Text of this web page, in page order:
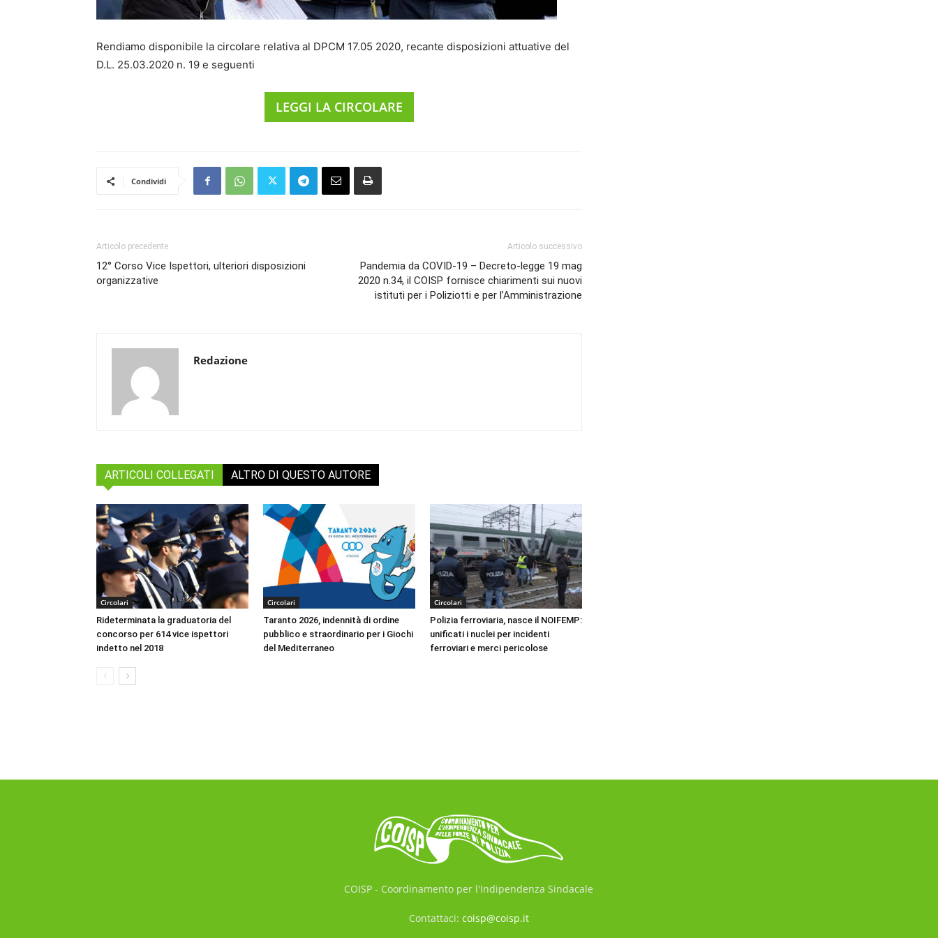
Rendiamo disponibile la circolare relativa al DPCM 17.05 2020, recante disposizioni attuative del
D.L. 25.03.2020 n. 19 e seguenti
LEGGI LA CIRCOLARE
Condividi
Articolo precedente
12° Corso Vice Ispettori, ulteriori disposizioni
organizzative
Articolo successivo
Pandemia da COVID-19 – Decreto-legge 19 mag
2020 n.34, il COISP fornisce chiarimenti sui nuovi
istituti per i Poliziotti e per l’Amministrazione
Redazione
ARTICOLI COLLEGATI ALTRO DI QUESTO AUTORE
Circolari
Rideterminata la graduatoria del
concorso per 614 vice ispettori
indetto nel 2018
Circolari
Taranto 2026, indennità di ordine
pubblico e straordinario per i Giochi
del Mediterraneo
Circolari
Polizia ferroviaria, nasce il NOIFEMP:
unificati i nuclei per incidenti
ferroviari e merci pericolose
COISP - Coordinamento per l'Indipendenza Sindacale
Contattaci: coisp@coisp.it